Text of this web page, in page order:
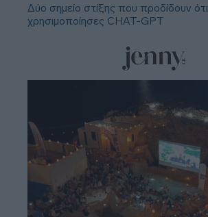
Δύο σημείο στίξης που προδίδουν ότι
χρησιμοποίησες CHAT-GPT